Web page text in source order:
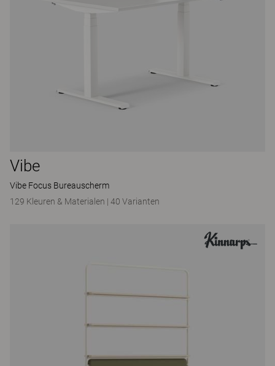
Vibe
Vibe Focus Bureauscherm
129 Kleuren & Materialen | 40 Varianten